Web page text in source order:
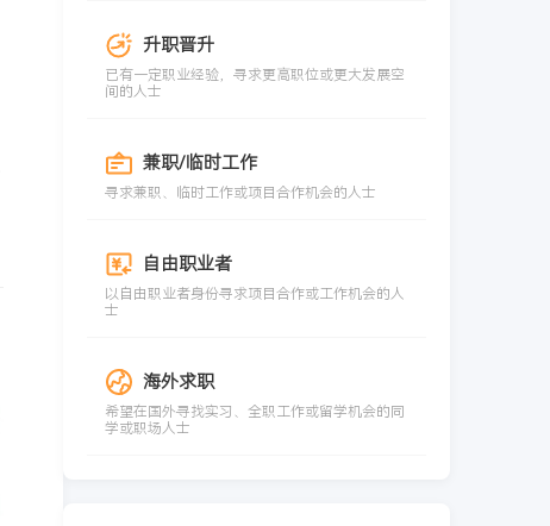
升职晋升
已有一定职业经验，寻求更高职位或更大发展空
间的人士
兼职/临时工作
寻求兼职、临时工作或项目合作机会的人士
自由职业者
以自由职业者身份寻求项目合作或工作机会的人
士
海外求职
希望在国外寻找实习、全职工作或留学机会的同
学或职场人士